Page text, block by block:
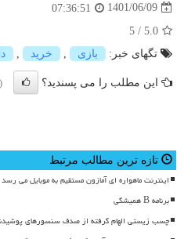
1401/06/09
07:36:51
5.0
/
5
تگهای خبر:
بازی , خرید ,
این مطلب را می پسندید؟ (1)
تازه ترین مطالب مرتبط
اینترنت ماهواره ای آمازون مستقیم به موبایل می رسد
برنامه B همیشگی
چسب زیستی الهام گرفته از صدف سنسورهای